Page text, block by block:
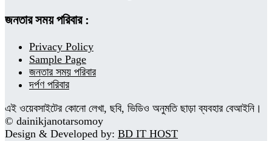
জনতার সময় পরিবার :
Privacy Policy
Sample Page
জনতার সময় পরিবার
দর্পণ পরিবার
এই ওয়েবসাইটের কোনো লেখা, ছবি, ভিডিও অনুমতি ছাড়া ব্যবহার বেআইনি।
© dainikjanotarsomoy
Design & Developed by: BD IT HOST